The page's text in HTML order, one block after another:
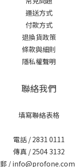
運送方式
付款方式
退換貨政策
條款與細則
隱私權聲明
聯絡我們
填寫聯絡表格
電話 / 2831 0111
傳真 / 2504 3132
/